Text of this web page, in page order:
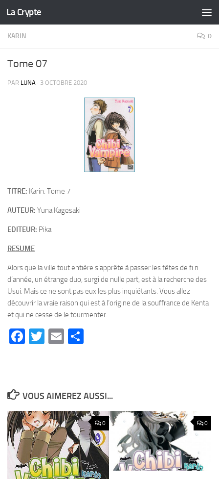
Skip to content
La Crypte
KARIN 0
Tome 07
PAR LUNA · 3 OCTOBRE 2020
TITRE: Karin. Tome 7
AUTEUR: Yuna Kagesaki
EDITEUR: Pika
RESUME
Alors que la ville tout entière s’apprête à passer les fêtes de fi n
d’année, un étrange duo, surgi de nulle part, est à la recherche des
Usui. Mais ce ne sont pas eux les plus inquiétants. Vous allez
découvrir la vraie raison qui est à l’origine de la souffrance de Kenta
et qui ne cesse de le tourmenter.
Facebook
Twitter
Email
VOUS AIMEREZ AUSSI...
0 0